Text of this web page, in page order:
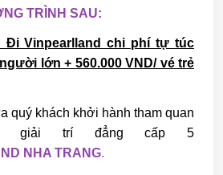
TRÌNH SAU:
Vinpearlland chi phí tự túc
lớn + 560.000 VND/ vé trẻ
quý khách khởi hành tham quan
giải trí đẳng cấp 5
NHA TRANG.